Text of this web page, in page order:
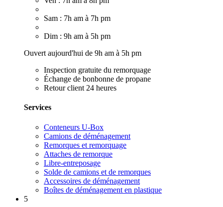
Sam : 7h am à 7h pm
Dim : 9h am à 5h pm
Ouvert aujourd'hui de 9h am à 5h pm
Inspection gratuite du remorquage
Échange de bonbonne de propane
Retour client 24 heures
Services
Conteneurs U-Box
Camions de déménagement
Remorques et remorquage
Attaches de remorque
Libre-entreposage
Solde de camions et de remorques
Accessoires de déménagement
Boîtes de déménagement en plastique
5